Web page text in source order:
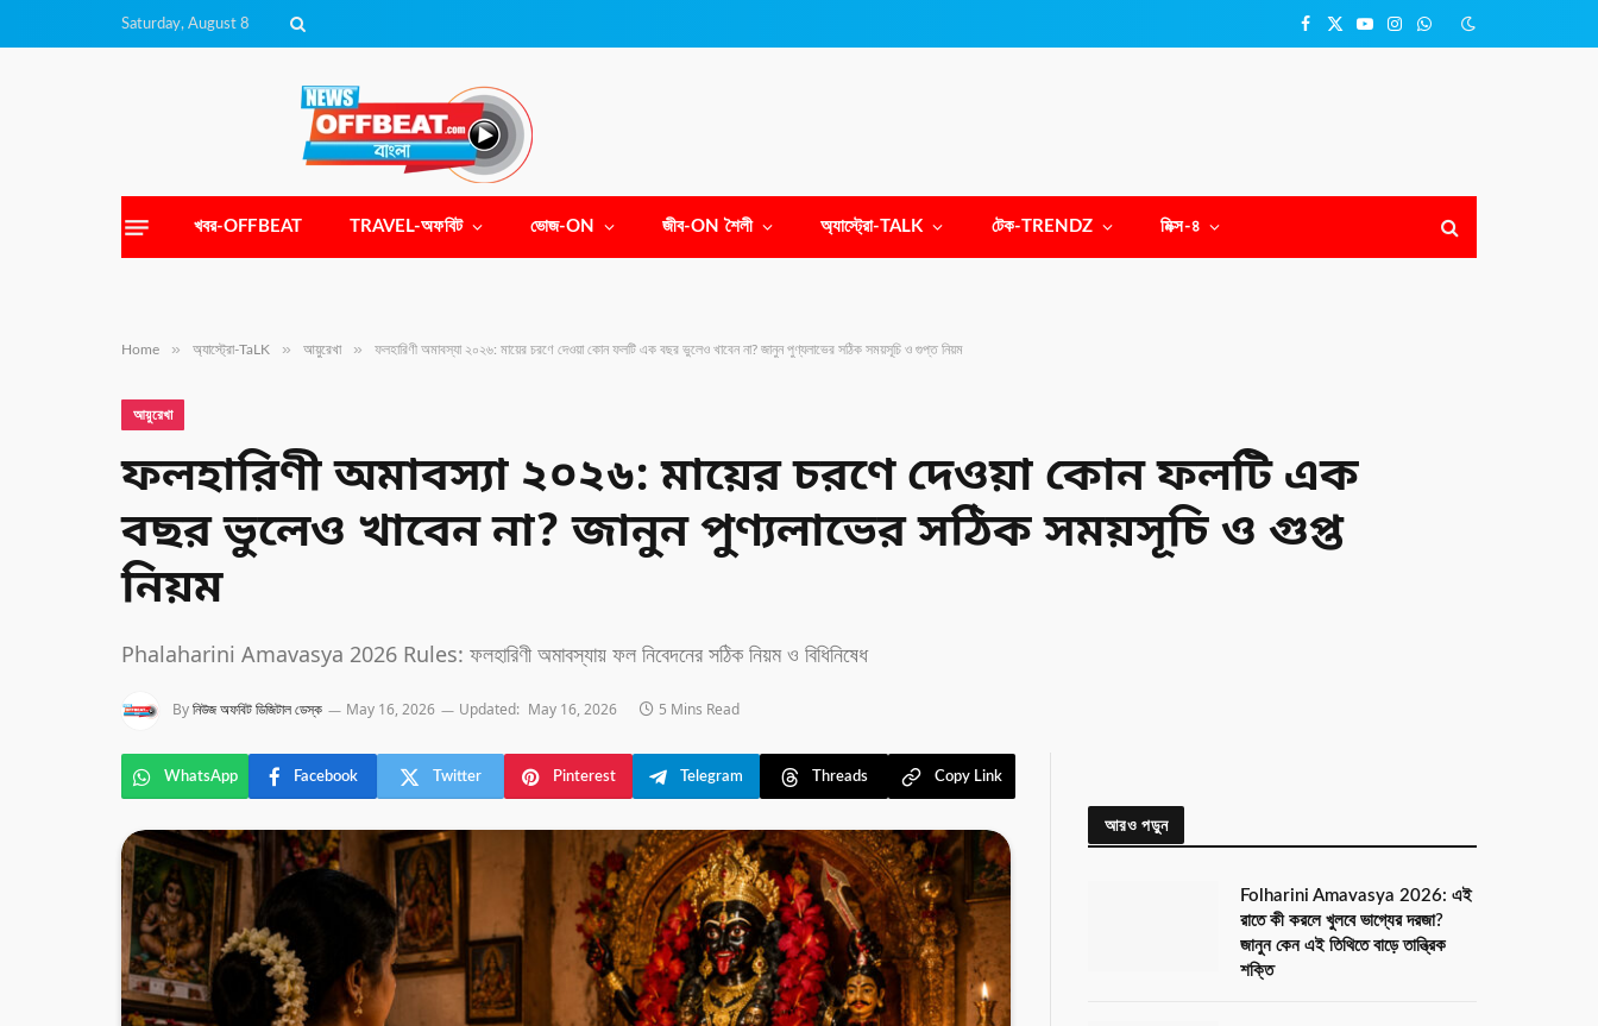
Saturday, August 8
Facebook
X
YouTubeInstagram
WhatsApp
খবর-OFFBEAT TRAVEL-অফবিট ভোজ-ON জীব-ON শৈলী অ্যাস্ট্রো-TALK টেক-TRENDZ মিক্স-৪
Home » অ্যাস্ট্রো-TaLK » আয়ুরেখা » ফলহারিণী অমাবস্যা ২০২৬: মায়ের চরণে দেওয়া কোন ফলটি এক বছর ভুলেও খাবেন না? জানুন পুণ্যলাভের সঠিক সময়সূচি ও গুপ্ত নিয়ম
আয়ুরেখা
ফলহারিণী অমাবস্যা ২০২৬: মায়ের চরণে দেওয়া কোন ফলটি এক
বছর ভুলেও খাবেন না? জানুন পুণ্যলাভের সঠিক সময়সূচি ও গুপ্ত
নিয়ম
Phalaharini Amavasya 2026 Rules: ফলহারিণী অমাবস্যায় ফল নিবেদনের সঠিক নিয়ম ও বিধিনিষেধ
Byনিউজ অফবিট ডিজিটাল ডেস্ক May 16, 2026 Updated: May 16, 2026 5 Mins Read
WhatsApp Facebook Twitter Pinterest Telegram Threads Copy Link
আরও পড়ুন
Folharini Amavasya 2026: এই
রাতে কী করলে খুলবে ভাগ্যের দরজা?
জানুন কেন এই তিথিতে বাড়ে তান্ত্রিক
শক্তি